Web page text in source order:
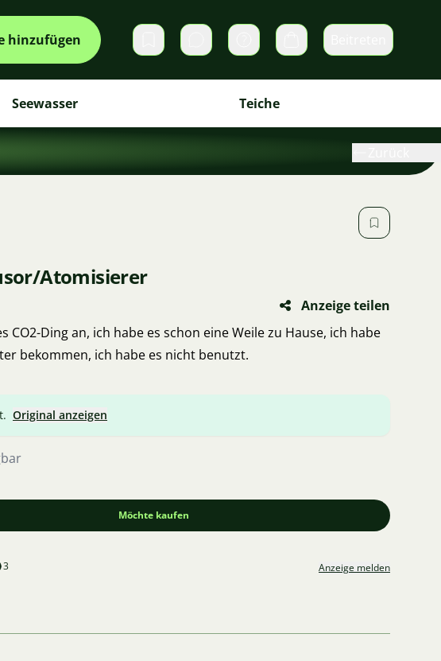
hinzufügen DirektnachrichtenWarenkorb
Seewasser Teiche
Atomisierer
Anzeige teilen
CO2-Ding an, ich habe es schon eine Weile zu Hause, ich habe
bekommen, ich habe es nicht benutzt.
Original anzeigen
Möchte kaufen
3 Anzeige melden